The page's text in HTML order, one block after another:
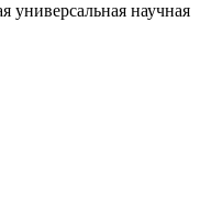
универсальная научная